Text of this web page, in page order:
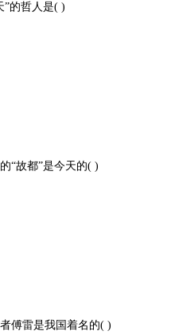
”的哲人是( )
“故都”是今天的( )
傅雷是我国着名的( )